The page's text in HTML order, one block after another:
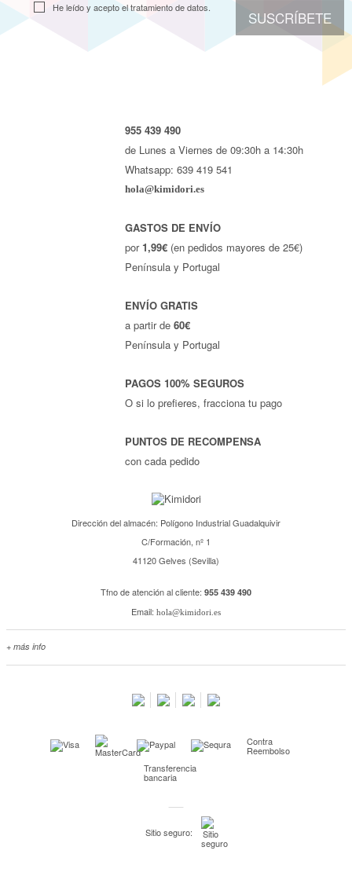
SUSCRÍBETE
He leído y acepto eltratamiento de datos.
955 439 490
de Lunes a Viernes de 09:30h a 14:30h
Whatsapp: 639 419 541
hola@kimidori.es
GASTOS DE ENVÍO
por 1,99€ (en pedidos mayores de 25€)
Península y Portugal
ENVÍO GRATIS
a partir de60€
Península y Portugal
PAGOS 100% SEGUROS
O si lo prefieres, fracciona tu pago
PUNTOS DE RECOMPENSA
con cada pedido
Dirección del almacén: Polígono Industrial Guadalquivir
C/Formación, nº 1
41120 Gelves (Sevilla)
Tfno de atención al cliente: 955 439 490
Email: hola@kimidori.es
+ más info
Kimidori PRINT, nuestro servicio de impresión de fotos Contra
Reembolso
Transferencia
bancaria
Sitio seguro: